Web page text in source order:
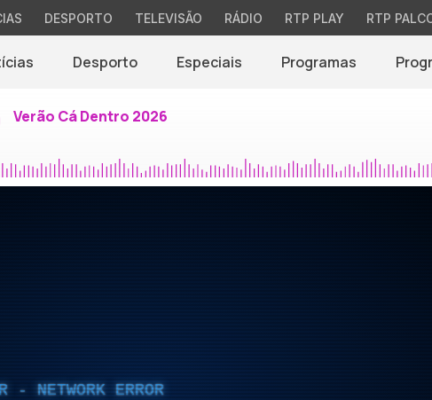
DESPORTO TELEVISÃO RÁDIO RTP PLAY RTP
Desporto Especiais Programas
Verão Cá Dentro 2026
- NETWORK ERROR